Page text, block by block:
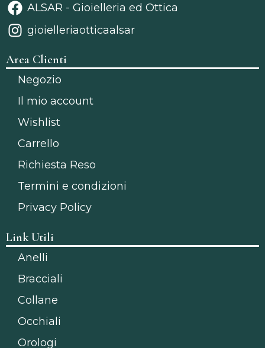
ALSAR - Gioielleria ed Ottica
gioielleriaotticaalsar
Area Clienti
Negozio
Il mio account
Wishlist
Carrello
Richiesta Reso
Termini e condizioni
Privacy Policy
Link Utili
Anelli
Bracciali
Collane
Occhiali
Orologi